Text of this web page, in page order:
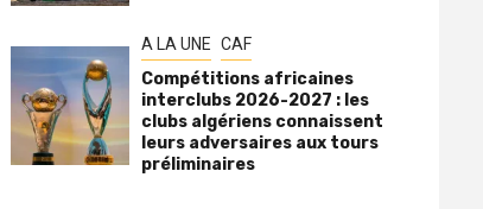
A LA UNE CAF
Compétitions africaines
interclubs 2026-2027 : les
clubs algériens connaissent
leurs adversaires aux tours
préliminaires